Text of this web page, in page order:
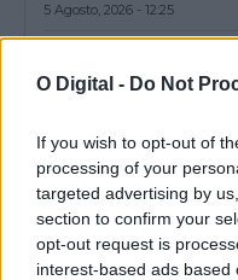
O Digital - Do Not
If you wish to opt-out of
processing of your
targeted advertising by
section to confirm your
opt-out request is
interest-based ads
5 Agosto, 2026 - 12:25